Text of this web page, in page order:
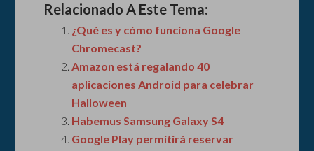
Relacionado A Este Tema:
¿Qué es y cómo funciona Google
Chromecast?
Amazon está regalando 40
aplicaciones Android para celebrar
Halloween
Habemus Samsung Galaxy S4
Google Play permitirá reservar